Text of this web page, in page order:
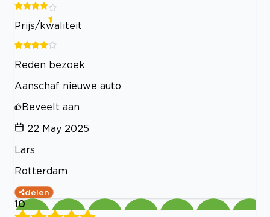
Prijs/kwaliteit
Reden bezoek
Aanschaf nieuwe auto
Beveelt aan
22 May 2025
Lars
Rotterdam
delen
10